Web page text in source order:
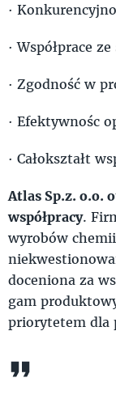
·
· Współprace
· Zgodność w
· Efektywnośc
· Całokształt
Atlas Sp.z. o.o.
współpracy.
wyrobów
doceniona za
gam
priorytetem dla